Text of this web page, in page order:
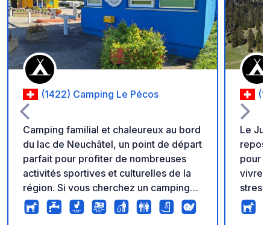
Ajouter à vos
(1422) Camping Le Pécos
Camping familial et chaleureux au bord
du lac de Neuchâtel, un point de départ
parfait pour profiter de nombreuses
activités sportives et culturelles de la
région. Si vous cherchez un camping
familial et chaleureux au bord du lac de
Neuchâtel, le camping du Pécos est fait
Le
pour
vivrez
y